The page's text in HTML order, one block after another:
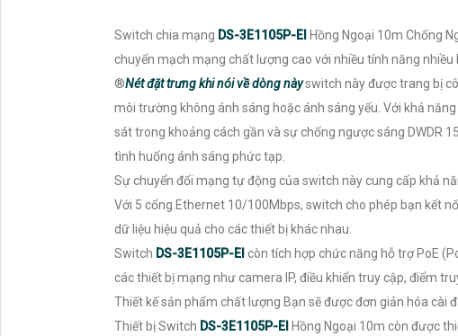
Switch chia mạng DS-3E1105P-EI Hồng Ngoại 10m Chống
chuyển mạch mạng chất lượng cao với nhiều tính năng nhiều
®️Nét đặt trưng khi nói về dòng nàyswitch này được trang bị
môi trường không ánh sáng hoặc ánh sáng yếu. Với khả
sát trong khoảng cách gần và sự chống ngược sáng DWDR
tình huống ánh sáng phức tạp.
Sự chuyển đổi mạng tự động của switch này cung cấp khả
Với 5 cổng Ethernet 10/100Mbps, switch cho phép bạn kết
dữ liệu hiệu quả cho các thiết bị khác nhau.
Switch DS-3E1105P-EI còn tích hợp chức năng hỗ trợ PoE
các thiết bị mạng như camera IP, điều khiển truy cập, điểm
Thiết kế sản phẩm chất lượng Bạn sẽ được đơn giản hóa cài
Thiết bị Switch DS-3E1105P-EI Hồng Ngoại 10m còn được